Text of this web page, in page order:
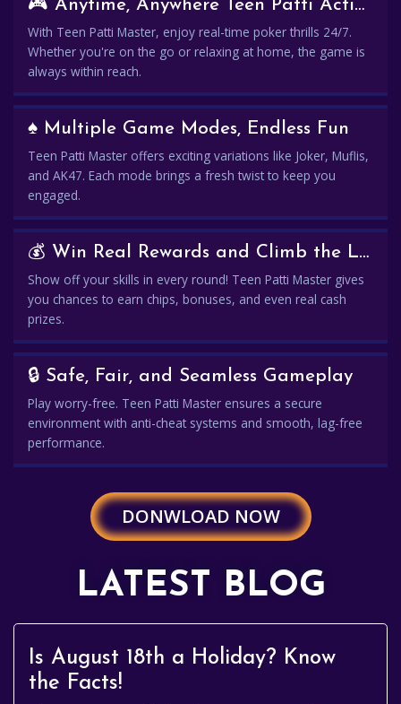
🎮 Anytime, Anywhere Teen Patti Action
With Teen Patti Master, enjoy real-time poker thrills 24/7.
Whether you're on the go or relaxing at home, the game is
always within reach.
♠️ Multiple Game Modes, Endless Fun
Teen Patti Master offers exciting variations like Joker, Muflis,
and AK47. Each mode brings a fresh twist to keep you
engaged.
💰 Win Real Rewards and Climb the Leaderboard
Show off your skills in every round! Teen Patti Master gives
you chances to earn chips, bonuses, and even real cash
prizes.
🔒 Safe, Fair, and Seamless Gameplay
Play worry-free. Teen Patti Master ensures a secure
environment with anti-cheat systems and smooth, lag-free
performance.
DONWLOAD NOW
LATEST BLOG
Is August 18th a Holiday? Know
the Facts!